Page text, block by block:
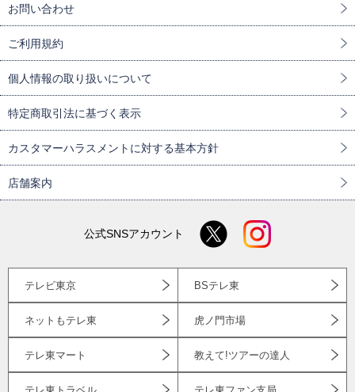
お問い合わせ
ご利用規約
個人情報の取り扱いについて
特定商取引法に基づく表示
カスタマーハラスメントに対する基本方針
店舗案内
公式SNSアカウント
テレビ東京 BSテレ東
ネットもテレ東 虎ノ門市場
テレ東マート 教えて!ツアーの達人